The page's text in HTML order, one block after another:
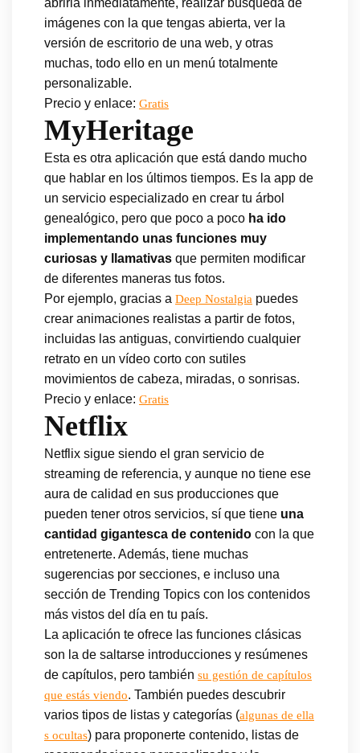
imágenes con la que tengas abierta, ver la
versión de escritorio de una web, y otras
muchas, todo ello en un menú totalmente
personalizable.
Precio y enlace: Gratis
MyHeritage
Esta es otra aplicación que está dando mucho
que hablar en los últimos tiempos. Es la app de
un servicio especializado en crear tu árbol
genealógico, pero que poco a poco ha ido
implementando unas funciones muy
curiosas y llamativas que permiten modificar
de diferentes maneras tus fotos.
Por ejemplo, gracias a Deep Nostalgia puedes
crear animaciones realistas a partir de fotos,
incluidas las antiguas, convirtiendo cualquier
retrato en un vídeo corto con sutiles
movimientos de cabeza, miradas, o sonrisas.
Precio y enlace: Gratis
Netflix
Netflix sigue siendo el gran servicio de
streaming de referencia, y aunque no tiene ese
aura de calidad en sus producciones que
pueden tener otros servicios, sí que tiene una
cantidad gigantesca de contenido con la que
entretenerte. Además, tiene muchas
sugerencias por secciones, e incluso una
sección de Trending Topics con los contenidos
más vistos del día en tu país.
La aplicación te ofrece las funciones clásicas
son la de saltarse introducciones y resúmenes
de capítulos, pero también su gestión de capítulos
que estás viendo. También puedes descubrir
varios tipos de listas y categorías (algunas de ella
s ocultas) para proponerte contenido, listas de